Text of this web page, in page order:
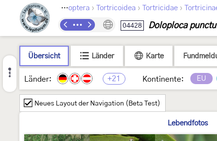
Lepidoptera › Tortricoidea › Tortricidae ›
04428 Doloploca
Übersicht Länder Karte
Länder: +21 Kontinente: EU
Neues Layout der Navigation (Beta Test)
Lebendfotos